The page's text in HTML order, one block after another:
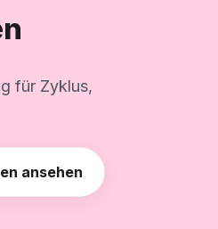
für Zyklus,
ansehen